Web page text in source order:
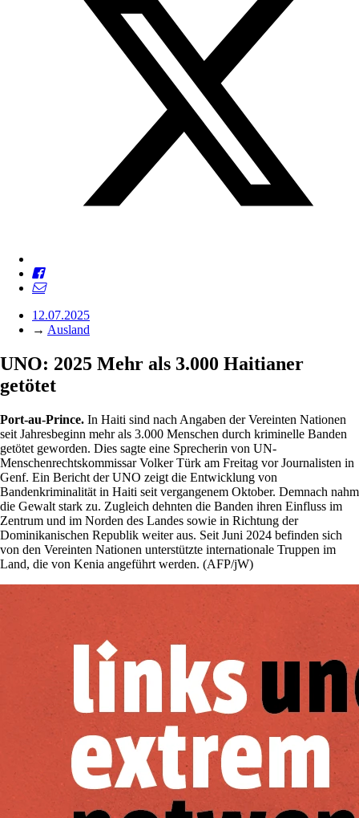
12.07.2025
→ Ausland
UNO: 2025 Mehr als 3.000 Haitianer
getötet
Port-au-Prince. In Haiti sind nach Angaben der Vereinten Nationen
seit Jahresbeginn mehr als 3.000 Menschen durch kriminelle Banden
getötet geworden. Dies sagte eine Sprecherin von UN-
Menschenrechtskommissar Volker Türk am Freitag vor Journalisten in
Genf. Ein Bericht der UNO zeigt die Entwicklung von
Bandenkriminalität in Haiti seit vergangenem Oktober. Demnach nahm
die Gewalt stark zu. Zugleich dehnten die Banden ihren Einfluss im
Zentrum und im Norden des Landes sowie in Richtung der
Dominikanischen Republik weiter aus. Seit Juni 2024 befinden sich
von den Vereinten Nationen unterstützte internationale Truppen im
Land, die von Kenia angeführt werden. (AFP/jW)